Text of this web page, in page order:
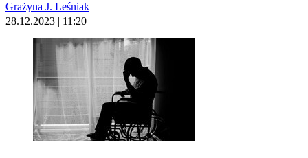
Grażyna J. Leśniak
28.12.2023 | 11:20